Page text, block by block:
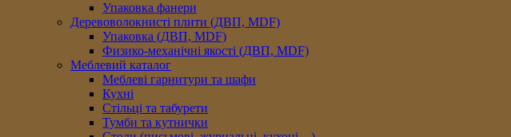
Упаковка фанери
Деревоволокнисті плити (ДВП, MDF)
Упаковка (ДВП, MDF)
Физико-механічні якості (ДВП, MDF)
Меблевий каталог
Меблеві гарнитури та шафи
Кухні
Стільці та табурети
Тумби та кутнички